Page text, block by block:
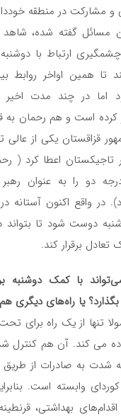
و مشارکت در منطقه
مسائل گفته شده،
ارتباط با دوشنبه
تا همین اواخر روابط
اما در چند مدت اخیر
کرده است و هم رحمان به
قزاقستان یکی از عالی
دو را به عنوان
در واقع اکنون
دوست شود تا بتواند
برقرار کند.
با کمک دوشنبه
یا راه‌های دیگری
تنها از یک راه برای
می کند. آن هم کنترل
شدت به صادرات از طریق
وابسته است.
بهداشتی،